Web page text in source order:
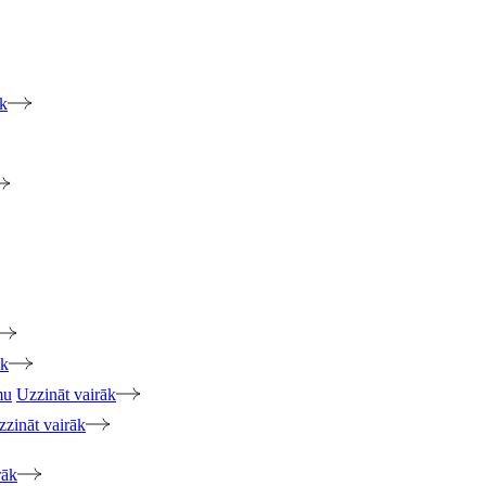
Uzzināt vairāk
vairāk